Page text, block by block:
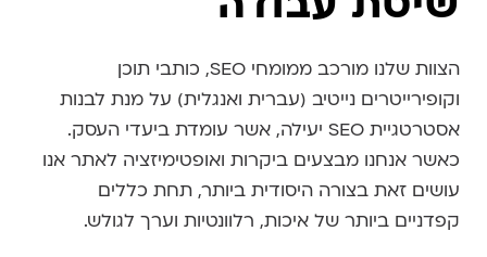
הצוות שלנו מורכב ממומחי SEO, כותבי תוכן
וקופירייטרים נייטיב (עברית ואנגלית) על מנת לבנות
אסטרטגיית SEO יעילה, אשר עומדת ביעדי העסק.
כאשר אנחנו מבצעים ביקרות ואופטימיזציה לאתר אנו
עושים זאת בצורה היסודית ביותר, תחת כללים
קפדניים ביותר של איכות, רלוונטיות וערך לגולש.